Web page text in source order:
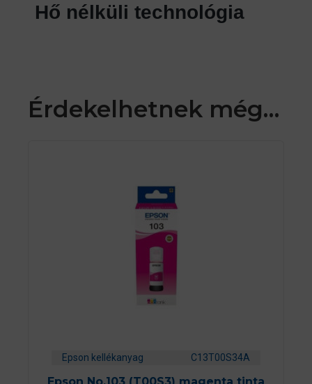
Hő nélküli technológia
Érdekelhetnek még…
Epson kellékanyag C13T00S34A